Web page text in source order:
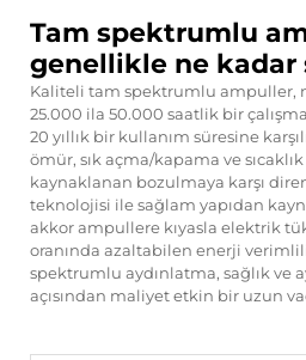
Tam spektrumlu
genellikle ne kadar
Kaliteli tam spektrumlu ampuller,
25.000 ila 50.000 saatlik bir
20 yıllık bir kullanım süresine
ömür, sık açma/kapama ve
kaynaklanan bozulmaya karşı
teknolojisi ile sağlam yapıdan
akkor ampullere kıyasla elektrik
oranında azaltabilen enerji
spektrumlu aydınlatma, sağlık ve
açısından maliyet etkin bir uzun